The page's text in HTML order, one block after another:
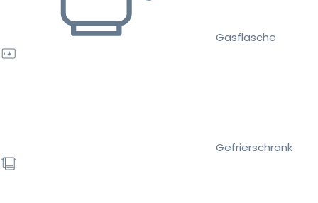
Gasflasche
Gefrierschrank